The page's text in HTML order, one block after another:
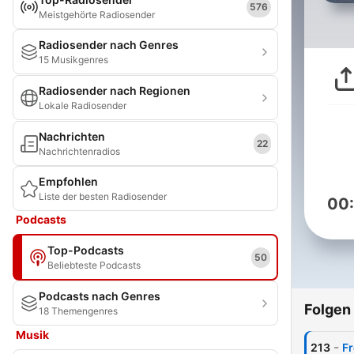
Meistgehörte Radiosender
576
Radiosender nach Genres
15 Musikgenres
Radiosender nach Regionen
Lokale Radiosender
Nachrichten
Nachrichtenradios
22
Empfohlen
Liste der besten Radiosender
Podcasts
Top-Podcasts
Beliebteste Podcasts
50
Podcasts nach Genres
18 Themengenres
Musik
Folgen
213 -